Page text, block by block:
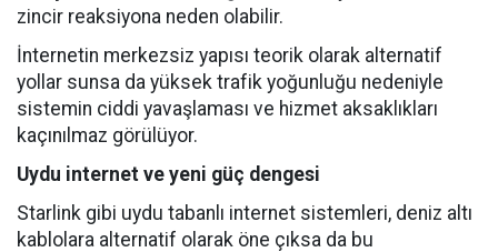
zincir reaksiyona neden olabilir.
İnternetin merkezsiz yapısı teorik olarak alternatif
yollar sunsa da yüksek trafik yoğunluğu nedeniyle
sistemin ciddi yavaşlaması ve hizmet aksaklıkları
kaçınılmaz görülüyor.
Uydu internet ve yeni güç dengesi
Starlink gibi uydu tabanlı internet sistemleri, deniz altı
kablolara alternatif olarak öne çıksa da bu